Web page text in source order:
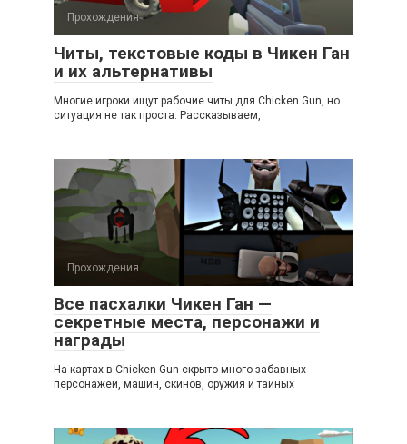
Прохождения
Читы, текстовые коды в Чикен Ган
и их альтернативы
Многие игроки ищут рабочие читы для Chicken Gun, но
ситуация не так проста. Рассказываем,
Прохождения
Все пасхалки Чикен Ган —
секретные места, персонажи и
награды
На картах в Chicken Gun скрыто много забавных
персонажей, машин, скинов, оружия и тайных